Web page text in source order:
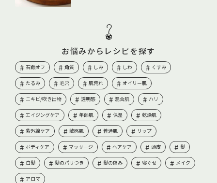
お悩みからレシピを探す
石鹸オフ 角質 しみ しわ くすみ
たるみ 毛穴 肌荒れ オイリー肌
ニキビ/吹き出物 透明感 混合肌 ハリ
エイジングケア 年齢肌 保湿 乾燥肌
紫外線ケア 敏感肌 普通肌 リップ
ボディケア マッサージ ヘアケア 頭皮 髪
白髪 髪のパサつき 髪の傷み 寝ぐせ メイク
アロマ